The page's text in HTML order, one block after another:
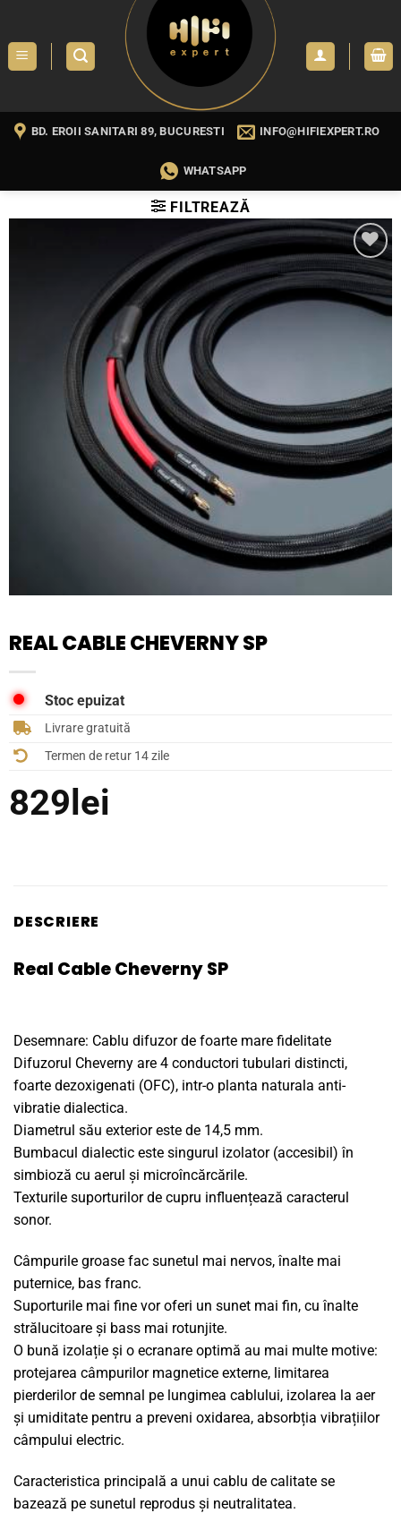
content
BD. EROII SANITARI 89, BUCURESTI INFO@HIFIEXPERT.RO
WHATSAPP
FILTREAZĂ
WISHLIST
REAL CABLE CHEVERNY SP
Stoc epuizat
Livrare gratuită
Termen de retur 14 zile
829lei
DESCRIERE
Real Cable Cheverny SP
Desemnare: Cablu difuzor de foarte mare fidelitate
Difuzorul Cheverny are 4 conductori tubulari distincti,
foarte dezoxigenati (OFC), intr-o planta naturala anti-
vibratie dialectica.
Diametrul său exterior este de 14,5 mm.
Bumbacul dialectic este singurul izolator (accesibil) în
simbioză cu aerul și microîncărcările.
Texturile suporturilor de cupru influențează caracterul
sonor.
Câmpurile groase fac sunetul mai nervos, înalte mai
puternice, bas franc.
Suporturile mai fine vor oferi un sunet mai fin, cu înalte
strălucitoare și bass mai rotunjite.
O bună izolație și o ecranare optimă au mai multe motive:
protejarea câmpurilor magnetice externe, limitarea
pierderilor de semnal pe lungimea cablului, izolarea la aer
și umiditate pentru a preveni oxidarea, absorbția vibrațiilor
câmpului electric.
Caracteristica principală a unui cablu de calitate se
bazează pe sunetul reprodus și neutralitatea.